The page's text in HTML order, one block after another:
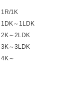
1R/1K
1DK～1LDK
2K～2LDK
3K～3LDK
4K～